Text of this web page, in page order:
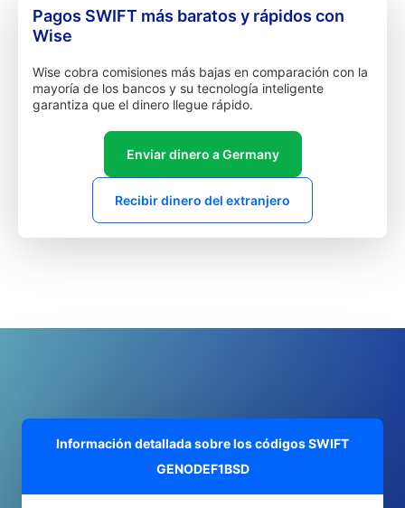
Pagos SWIFT más baratos y rápidos con
Wise
Wise cobra comisiones más bajas en comparación con la
mayoría de los bancos y su tecnología inteligente
garantiza que el dinero llegue rápido.
Enviar dinero a Germany
Recibir dinero del extranjero
Información detallada sobre los códigos SWIFT
GENODEF1BSD